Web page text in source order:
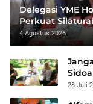
Delegasi YME
Perkuat
‘Alamin
4 Agustus 2026
28 Juli